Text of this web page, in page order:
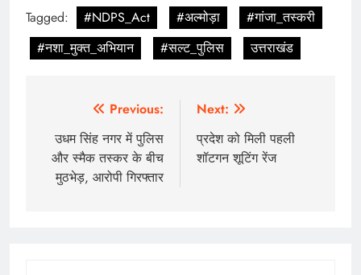
Tagged: #NDPS_Act #अल्मोड़ा
#गांजा_तस्करी
#नशा_मुक्त_अभियान
#सल्ट_पुलिस उत्तराखंड
Previous:
उधम सिंह नगर में पुलिस
और स्मैक तस्कर के बीच
मुठभेड़, आरोपी गिरफ्तार
Next:
प्रदेश को मिली पहली
शॉटगन शूटिंग रेंज